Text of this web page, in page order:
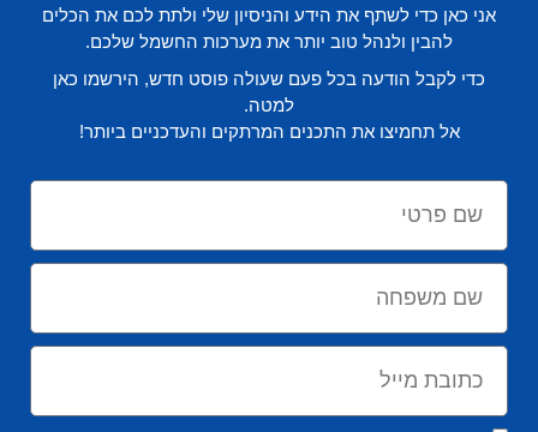
אני כאן כדי לשתף את הידע והניסיון שלי ולתת לכם את הכלים
להבין ולנהל טוב יותר את מערכות החשמל שלכם.
כדי לקבל הודעה בכל פעם שעולה פוסט חדש, הירשמו כאן
למטה.
אל תחמיצו את התכנים המרתקים והעדכניים ביותר!